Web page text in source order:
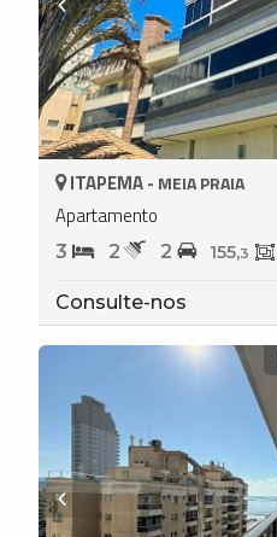
ITAPEMA - MEIA PRAIA
Apartamento
3 2 2 155,3
Consulte-nos